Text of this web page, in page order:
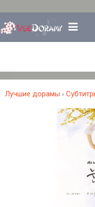
Лучшие дорамы »